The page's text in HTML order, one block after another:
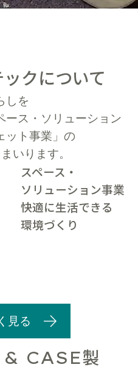
クについて
しを
ース・ソリューション
ット事業」の
いります。
スペース・
ソリューション事業
快適に生活できる
環境づくり
見る
CASE製